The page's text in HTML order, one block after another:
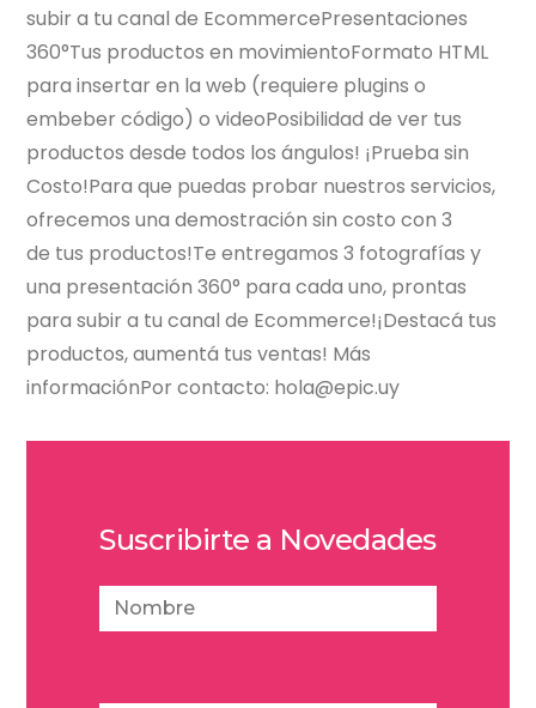
subir a tu canal de EcommercePresentaciones
360°Tus productos en movimientoFormato HTML
para insertar en la web (requiere plugins o
embeber código) o videoPosibilidad de ver tus
productos desde todos los ángulos! ¡Prueba sin
Costo!Para que puedas probar nuestros servicios,
ofrecemos una demostración sin costo con 3
de tus productos!Te entregamos 3 fotografías y
una presentación 360° para cada uno, prontas
para subir a tu canal de Ecommerce!¡Destacá tus
productos, aumentá tus ventas! Más
informaciónPor contacto: hola@epic.uy
Suscribirte a Novedades